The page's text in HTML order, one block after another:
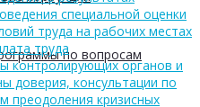
по вопросам
специальной оценки
труда на рабочих местах
труда
контролирующих органов и
доверия, консультации по
преодоления кризисных